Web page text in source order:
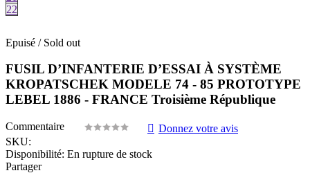
22
Epuisé / Sold out
FUSIL D’INFANTERIE D’ESSAI À SYSTÈME
KROPATSCHEK MODELE 74 - 85 PROTOTYPE
LEBEL 1886 - FRANCE Troisième République
Commentaire
Donnez votre avis
SKU:
Disponibilité: En rupture de stock
Partager